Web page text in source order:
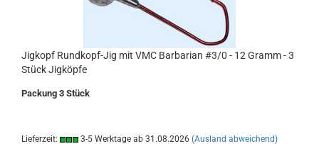
Jigkopf Rundkopf-Jig mit VMC Barbarian #3/0 - 12 Gramm - 3
Stück Jigköpfe
Packung 3 Stück
Lieferzeit: 3-5 Werktage ab 31.08.2026 (Ausland abweichend)